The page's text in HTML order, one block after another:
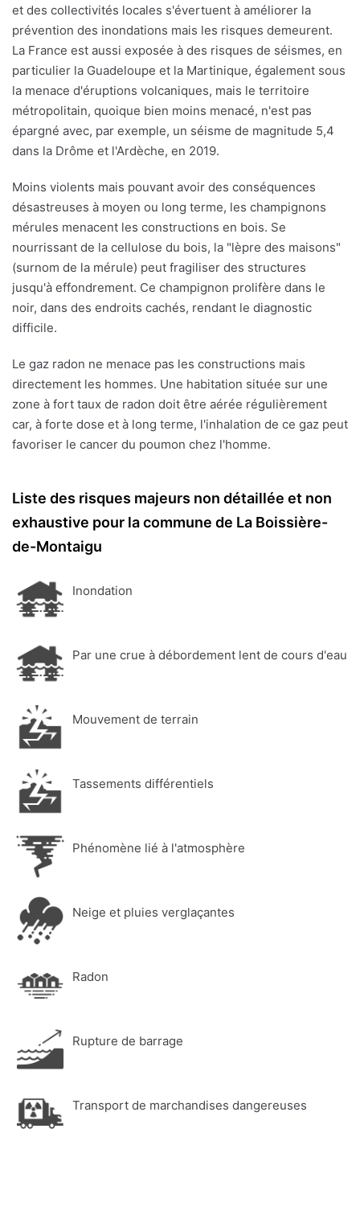
et des collectivités locales s'évertuent à améliorer la
prévention des inondations mais les risques demeurent.
La France est aussi exposée à des risques de séismes, en
particulier la Guadeloupe et la Martinique, également sous
la menace d'éruptions volcaniques, mais le territoire
métropolitain, quoique bien moins menacé, n'est pas
épargné avec, par exemple, un séisme de magnitude 5,4
dans la Drôme et l'Ardèche, en 2019.
Moins violents mais pouvant avoir des conséquences
désastreuses à moyen ou long terme, les champignons
mérules menacent les constructions en bois. Se
nourrissant de la cellulose du bois, la "lèpre des maisons"
(surnom de la mérule) peut fragiliser des structures
jusqu'à effondrement. Ce champignon prolifère dans le
noir, dans des endroits cachés, rendant le diagnostic
difficile.
Le gaz radon ne menace pas les constructions mais
directement les hommes. Une habitation située sur une
zone à fort taux de radon doit être aérée régulièrement
car, à forte dose et à long terme, l'inhalation de ce gaz peut
favoriser le cancer du poumon chez l'homme.
Liste des risques majeurs non détaillée et non
exhaustive pour la commune de La Boissière-
de-Montaigu
Inondation
Par une crue à débordement lent de cours d'eau
Mouvement de terrain
Tassements différentiels
Phénomène lié à l'atmosphère
Neige et pluies verglaçantes
Radon
Rupture de barrage
Transport de marchandises dangereuses